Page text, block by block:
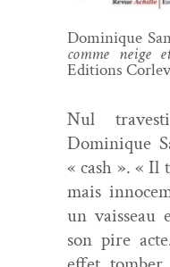
Dominique
comme neige
Edi­tions
Nul
Dominique
« cash ». « Il
mais
un vais­seau
son pire